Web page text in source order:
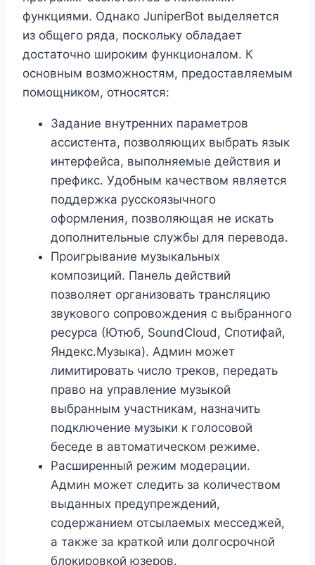
функциями. Однако JuniperBot выделяется
из общего ряда, поскольку обладает
достаточно широким функционалом. К
основным возможностям, предоставляемым
помощником, относятся:
Задание внутренних параметров
ассистента, позволяющих выбрать язык
интерфейса, выполняемые действия и
префикс. Удобным качеством является
поддержка русскоязычного
оформления, позволяющая не искать
дополнительные службы для перевода.
Проигрывание музыкальных
композиций. Панель действий
позволяет организовать трансляцию
звукового сопровождения с выбранного
ресурса (Ютюб, SoundCloud, Спотифай,
Яндекс.Музыка). Админ может
лимитировать число треков, передать
право на управление музыкой
выбранным участникам, назначить
подключение музыки к голосовой
беседе в автоматическом режиме.
Расширенный режим модерации.
Админ может следить за количеством
выданных предупреждений,
содержанием отсылаемых месседжей,
а также за краткой или долгосрочной
блокировкой юзеров.